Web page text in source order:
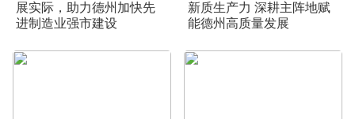
展实际，助力德州加快先
进制造业强市建设
新质生产力 深耕主阵地赋
能德州高质量发展